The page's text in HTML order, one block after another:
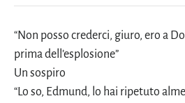
“Non posso crederci, giuro, ero a
prima dell’esplosione”
Un sospiro
“Lo so, Edmund, lo hai ripetuto